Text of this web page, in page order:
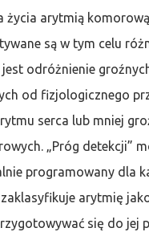
życia arytmią
są w tym celu
jest odróżnienie
od fizjologicznego
serca lub mniej
„Próg detekcji”
programowany dla
zaklasyfikuje arytmię
się do jej